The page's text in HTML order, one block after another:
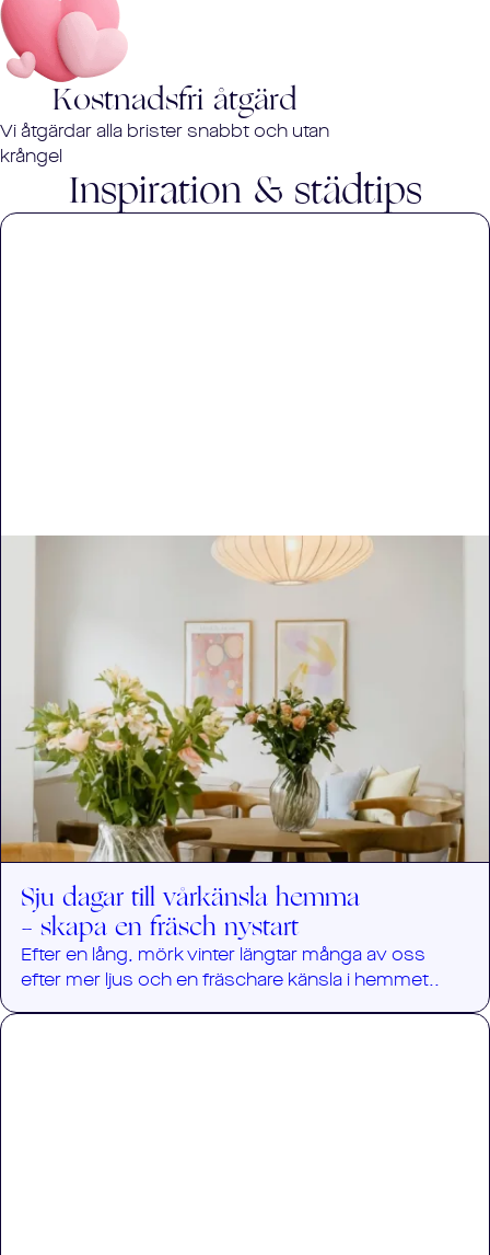
Kostnadsfri åtgärd
Vi åtgärdar alla brister snabbt och utan
krångel
Inspiration & städtips
Sju dagar till vårkänsla hemma
– skapa en fräsch nystart
Efter en lång, mörk vinter längtar många av oss
efter mer ljus och en fräschare känsla i hemmet..